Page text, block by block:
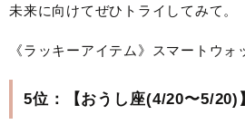
未来に向けてぜひトライしてみて。
《ラッキーアイテム》スマートウォ
5位：【おうし座(4/20〜5/20)